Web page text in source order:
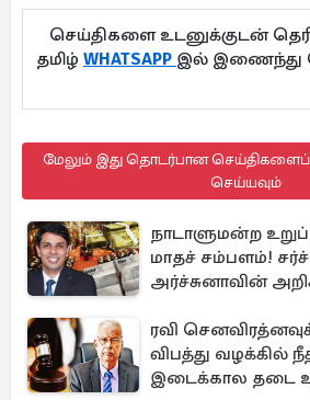
செய்திகளை உடனுக்குடன்
தமிழ் WHATSAPP இல் இணைந்து
மேலும் இது தொடர்பான செய்திகளைப்
செய்யவும்
நாடாளுமன்ற
மாதச் சம்பளம்!
அர்ச்சுனாவின்
ரவி
விபத்து வழக்கில்
இடைக்கால தடை